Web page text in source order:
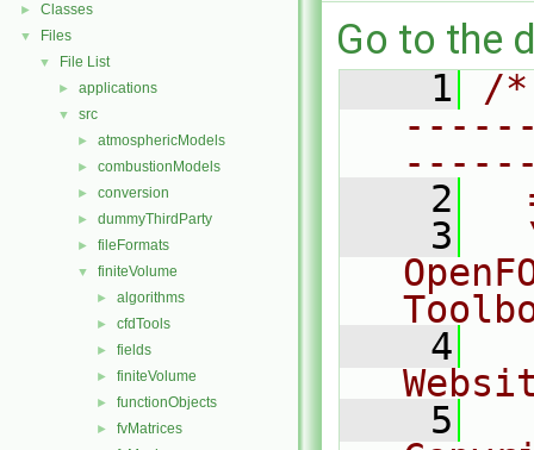
► Classes
▼ Files
▼ File List
► applications
▼ src
► atmosphericModels
► combustionModels
► conversion
► dummyThirdParty
► fileFormats
▼ finiteVolume
► algorithms
► cfdTools
► fields
► finiteVolume
► functionObjects
► fvMatrices
Go to the
    1
/
    2
    3
    4
    5